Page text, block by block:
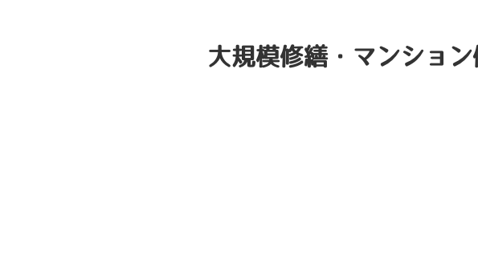
大規模修繕・マンション